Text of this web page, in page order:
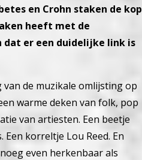
en Crohn staken de kop
heeft met de
er een duidelijke link is
de muzikale omlijsting op
warme deken van folk, pop
van artiesten. Een beetje
korreltje Lou Reed. En
even herkenbaar als